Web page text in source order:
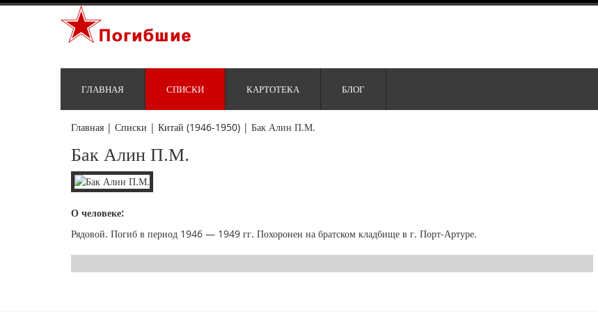
ГЛАВНАЯ СПИСКИ КАРТОТЕКА БЛОГ
Главная | Списки | Китай (1946-1950) | Бак Алин П.М.
Бак Алин П.М.
О человеке:
Рядовой. Погиб в период 1946 — 1949 гг. Похоронен на братском кладбище в г. Порт-Артуре.